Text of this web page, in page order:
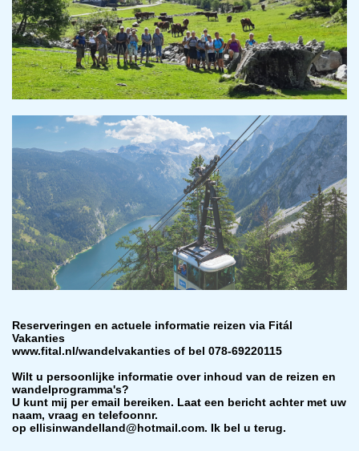
​Reserveringen en actuele informatie reizen via Fitál
Vakanties
www.fital.nl/wandelvakanties of bel 078-69220115
Wilt u persoonlijke informatie over inhoud van de reizen en
wandelprogramma's?
U kunt mij per email bereiken. Laat een bericht achter met uw
naam, vraag en telefoonnr.
op ellisinwandelland@hotmail.com. Ik bel u terug.